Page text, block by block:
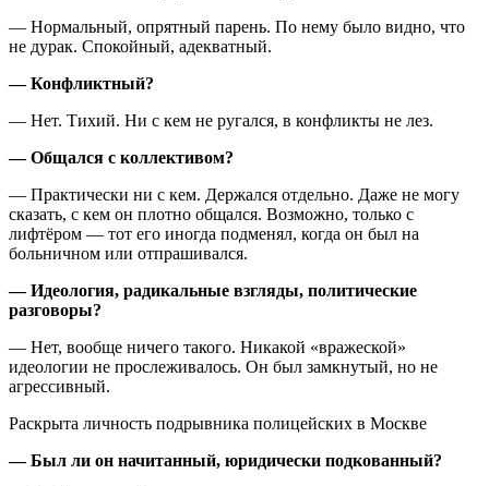
— Нормальный, опрятный парень. По нему было видно, что
не дурак. Спокойный, адекватный.
— Конфликтный?
— Нет. Тихий. Ни с кем не ругался, в конфликты не лез.
— Общался с коллективом?
— Практически ни с кем. Держался отдельно. Даже не могу
сказать, с кем он плотно общался. Возможно, только с
лифтёром — тот его иногда подменял, когда он был на
больничном или отпрашивался.
— Идеология, радикальные взгляды, политические
разговоры?
— Нет, вообще ничего такого. Никакой «вражеской»
идеологии не прослеживалось. Он был замкнутый, но не
агрессивный.
Раскрыта личность подрывника полицейских в Москве
— Был ли он начитанный, юридически подкованный?